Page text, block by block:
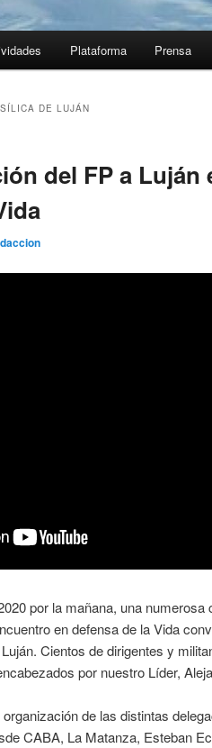
Plataforma Prensa
DE LUJÁN
del FP a Luján
por la mañana, una numerosa
en defensa de la Vida
Cientos de dirigentes y
por nuestro Líder,
de las distintas
CABA, La Matanza, Esteban